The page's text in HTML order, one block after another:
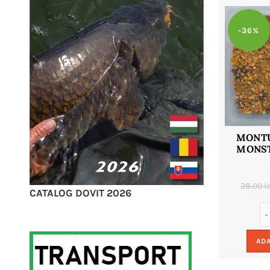
-36%
28.00
CATALOG DOVIT 2026